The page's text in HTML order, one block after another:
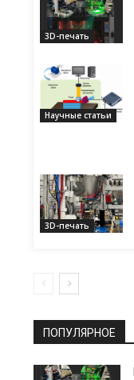
3D-печать
Научные статьи
3D-печать
ПОПУЛЯРНОЕ